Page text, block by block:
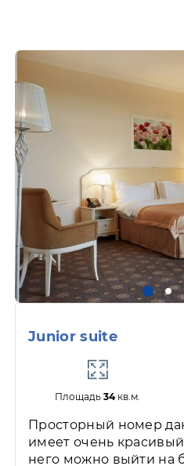
Junior suite
Площадь34кв.м.
Просторный номер
имеет очень
него можно выйти на